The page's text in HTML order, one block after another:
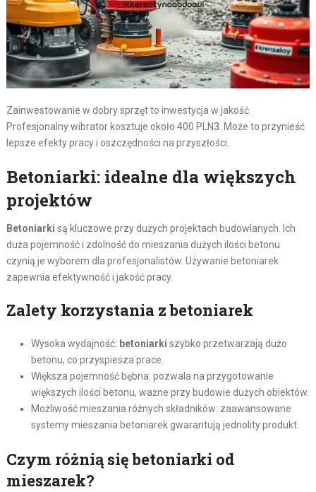
Zainwestowanie w dobry sprzęt to inwestycja w jakość.
Profesjonalny wibrator kosztuje około 400 PLN3. Może to przynieść
lepsze efekty pracy i oszczędności na przyszłości.
Betoniarki: idealne dla większych
projektów
Betoniarki są kluczowe przy dużych projektach budowlanych. Ich
duża pojemność i zdolność do mieszania dużych ilości betonu
czynią je wyborem dla profesjonalistów. Używanie betoniarek
zapewnia efektywność i jakość pracy.
Zalety korzystania z betoniarek
Wysoka wydajność: betoniarki szybko przetwarzają dużo
betonu, co przyspiesza prace.
Większa pojemność bębna: pozwala na przygotowanie
większych ilości betonu, ważne przy budowie dużych obiektów.
Możliwość mieszania różnych składników: zaawansowane
systemy mieszania betoniarek gwarantują jednolity produkt.
Czym różnią się betoniarki od
mieszarek?